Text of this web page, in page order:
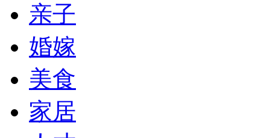
亲子
婚嫁
美食
家居